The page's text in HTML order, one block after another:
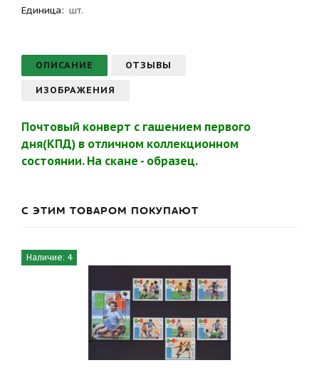
Единица: шт.
ОПИСАНИЕ ОТЗЫВЫ
ИЗОБРАЖЕНИЯ
Почтовый конверт с гашением первого
дня(КПД) в отличном коллекционном
состоянии. На скане - образец.
С ЭТИМ ТОВАРОМ ПОКУПАЮТ
Наличие: 4